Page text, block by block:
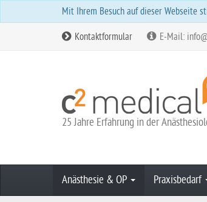
Mit Ihrem Besuch auf dieser Webseite
Kontaktformular E-Mail:
25 Jahre Erfahrung in der
Anästhesie & OP Praxisbedarf